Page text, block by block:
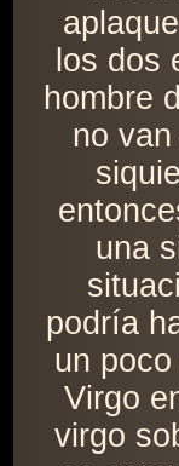
los dos
hombre
no
una
podría
un
Virgo
virgo